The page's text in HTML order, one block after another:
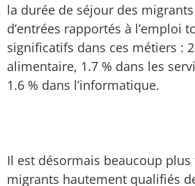
la durée de séjour des
d’entrées rapportés à l’emploi
significatifs dans ces métiers :
alimentaire, 1.7 % dans les
1.6 % dans l’informatique.
Il est désormais beaucoup
migrants hautement qualifiés